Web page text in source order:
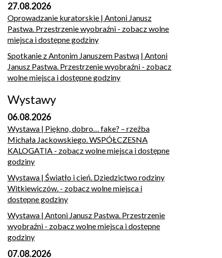
27.08.2026
Oprowadzanie kuratorskie | Antoni Janusz
Pastwa. Przestrzenie wyobraźni - zobacz wolne
miejsca i dostępne godziny
Spotkanie z Antonim Januszem Pastwą | Antoni
Janusz Pastwa. Przestrzenie wyobraźni - zobacz
wolne miejsca i dostępne godziny
Wystawy
06.08.2026
Wystawa | Piękno, dobro… fake? – rzeźba
Michała Jackowskiego. WSPÓŁCZESNA
KALOGATIA - zobacz wolne miejsca i dostępne
godziny
Wystawa | Światło i cień. Dziedzictwo rodziny
Witkiewiczów. - zobacz wolne miejsca i
dostępne godziny
Wystawa | Antoni Janusz Pastwa. Przestrzenie
wyobraźni - zobacz wolne miejsca i dostępne
godziny
07.08.2026